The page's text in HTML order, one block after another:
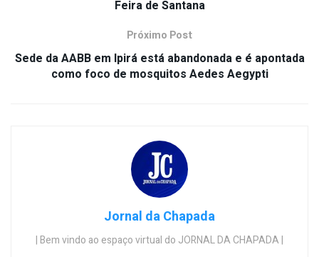
Feira de Santana
Próximo Post
Sede da AABB em Ipirá está abandonada e é apontada
como foco de mosquitos Aedes Aegypti
Jornal da Chapada
| Bem vindo ao espaço virtual do JORNAL DA CHAPADA |